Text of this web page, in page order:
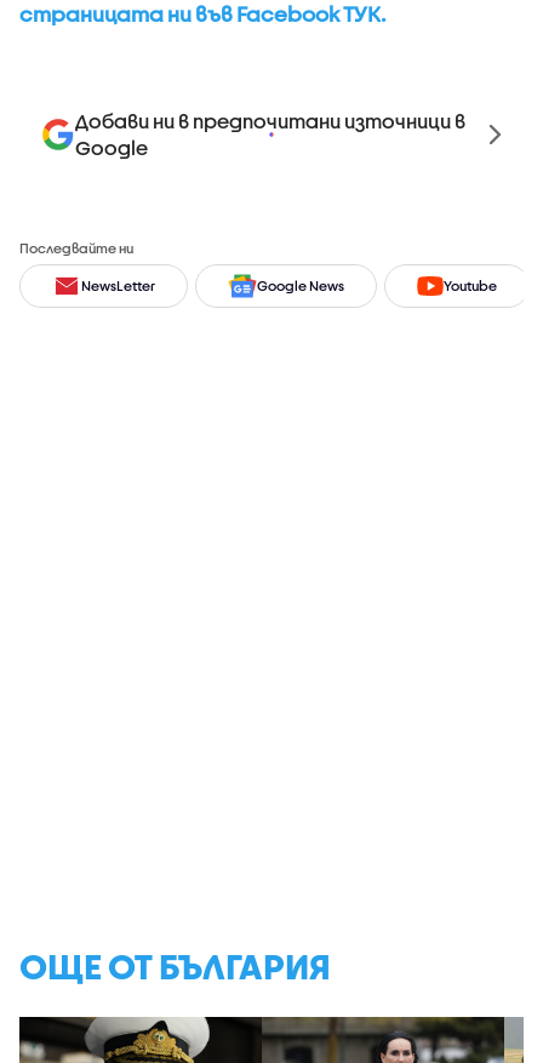
страницата ни във Facebook ТУК.
Добави ни в предпочитани източници в
Google
Последвайте ни
NewsLetter Google News Youtube
ОЩЕ ОТ БЪЛГАРИЯ